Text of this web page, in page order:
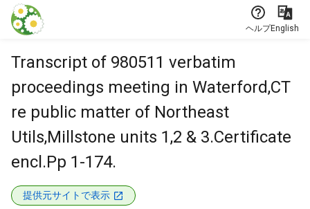
本文に飛ぶ
ヘルプEnglish
Transcript of 980511 verbatim
proceedings meeting in Waterford,CT
re public matter of Northeast
Utils,Millstone units 1,2 & 3.Certificate
encl.Pp 1-174.
提供元サイトで表示